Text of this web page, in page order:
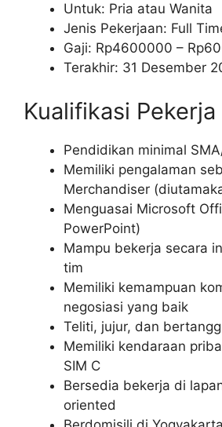
Untuk: Pria atau Wanita
Jenis Pekerjaan: Full
Gaji: Rp4600000 – Rp
Terakhir: 31 Desember
Kualifikasi Pekerja
Pendidikan minimal
Memiliki pengalaman
Merchandiser
Menguasai Microsoft
PowerPoint)
Mampu bekerja secara
tim
Memiliki kemampuan
negosiasi yang baik
Teliti, jujur, dan
Memiliki kendaraan
SIM C
Bersedia bekerja di
oriented